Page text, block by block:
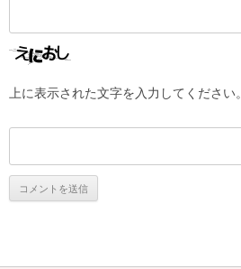
上に表示された文字を入力してください。